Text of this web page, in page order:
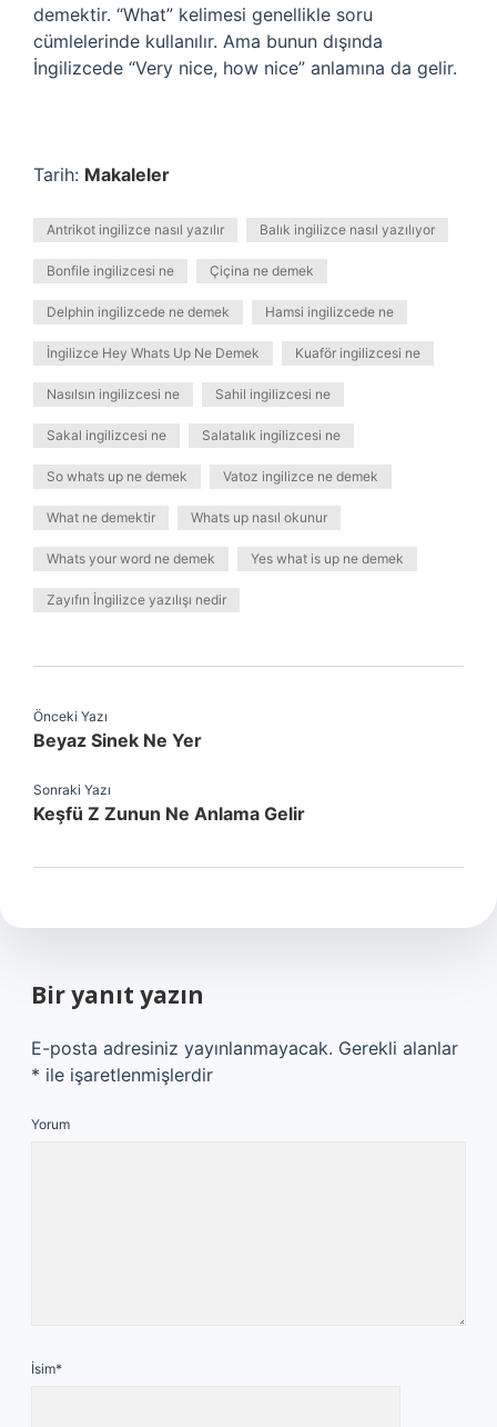
demektir. “What” kelimesi genellikle soru
cümlelerinde kullanılır. Ama bunun dışında
İngilizcede “Very nice, how nice” anlamına da gelir.
Tarih: Makaleler
Antrikot ingilizce nasıl yazılır Balık ingilizce nasıl yazılıyor
Bonfile ingilizcesi ne Çiçina ne demek
Delphin ingilizcede ne demek Hamsi ingilizcede ne
İngilizce Hey Whats Up Ne Demek Kuaför ingilizcesi ne
Nasılsın ingilizcesi ne Sahil ingilizcesi ne
Sakal ingilizcesi ne Salatalık ingilizcesi ne
So whats up ne demek Vatoz ingilizce ne demek
What ne demektir Whats up nasıl okunur
Whats your word ne demek Yes what is up ne demek
Zayıfın İngilizce yazılışı nedir
Önceki Yazı
Beyaz Sinek Ne Yer
Sonraki Yazı
Keşfü Z Zunun Ne Anlama Gelir
Bir yanıt yazın
E-posta adresiniz yayınlanmayacak. Gerekli alanlar
* ile işaretlenmişlerdir
Yorum
İsim*